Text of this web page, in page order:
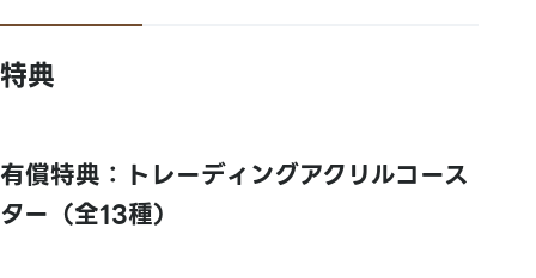
特典
有償特典：トレーディングアクリルコース
ター（全13種）